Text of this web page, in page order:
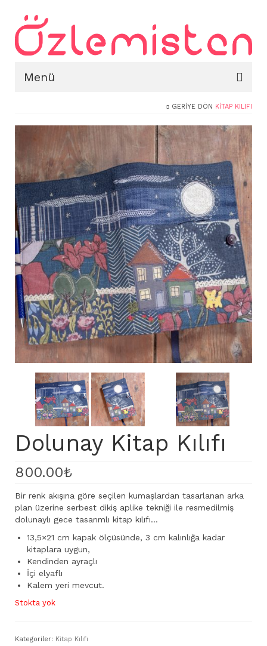
Menü
Hakkımda
Portfolyo
Blog
İletişim
Mağaza
Sepet
GERIYE DÖN KITAP KILIFI
Dolunay Kitap Kılıfı
800.00₺
Bir renk akışına göre seçilen kumaşlardan tasarlanan arka
plan üzerine serbest dikiş aplike tekniği ile resmedilmiş
dolunaylı gece tasarımlı kitap kılıfı…
13,5×21 cm kapak ölçüsünde, 3 cm kalınlığa kadar
kitaplara uygun,
Kendinden ayraçlı
İçi elyaflı
Kalem yeri mevcut.
Stokta yok
Kategoriler: Kitap Kılıfı